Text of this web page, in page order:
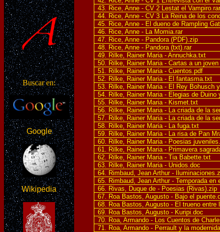
Buscar en:
Google
Wikipedia
43. Rice, Anne - CV 2 Lestat el
44. Rice, Anne - CV 3 La Reina de los
45. Rice, Anne - El dueno de Rampling
46. Rice, Anne - La Momia.rar
47. Rice, Anne - Pandora (PDF).zip
48. Rice, Anne - Pandora (txt).rar
49. Rilke, Rainer Maria - Annuchka.txt
50. Rilke, Rainer Maria - Cartas a un
51. Rilke, Rainer Maria - Cuentos.pdf
52. Rilke, Rainer Maria - El fantasma.txt
53. Rilke, Rainer Maria - El Rey Bohusch
54. Rilke, Rainer Maria - Elegias de Duino
55. Rilke, Rainer Maria - Kismet.txt
56. Rilke, Rainer Maria - La criada de la
57. Rilke, Rainer Maria - La criada de la
58. Rilke, Rainer Maria - La fuga.txt
59. Rilke, Rainer Maria - La risa de Pan
60. Rilke, Rainer Maria - Poesias
61. Rilke, Rainer Maria - Primavera
62. Rilke, Rainer Maria - Tia Babette.txt
63. Rilke, Rainer Maria - Unidos.doc
64. Rimbaud, Jean Arthur -
65. Rimbaud, Jean Arthur - Temporada en
66. Rivas, Duque de - Poesias (Rivas).zip
67. Roa Bastos, Augusto - Bajo el
68. Roa Bastos, Augusto - El trueno entre
69. Roa Bastos, Augusto - Kuripi.doc
70. Roa, Armando - Los Cuentos de
71. Roa, Armando - Perrault y la